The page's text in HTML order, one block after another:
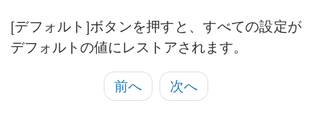
[デフォルト]ボタンを押すと、すべての設定が
デフォルトの値にレストアされます。
前へ 次へ